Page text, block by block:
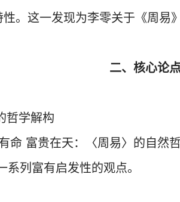
性。这一发现为李零关于《周
二、核心论
学解构
富贵在天：〈周易〉的自然
系列富有启发性的观点。